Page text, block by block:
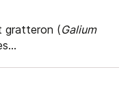
gratteron (Galium